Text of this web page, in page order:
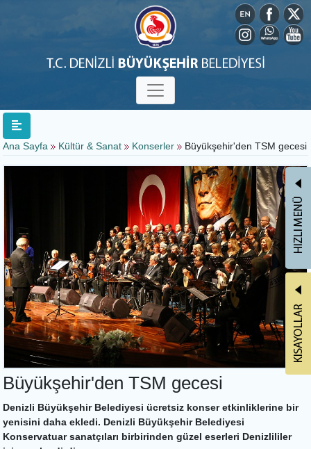
Ana Sayfa Kültür & Sanat Konserler Büyükşehir'den TSM gecesi
Büyükşehir'den TSM gecesi
Denizli Büyükşehir Belediyesi ücretsiz konser etkinliklerine bir
yenisini daha ekledi. Denizli Büyükşehir Belediyesi
Konservatuar sanatçıları birbirinden güzel eserleri Denizlililer